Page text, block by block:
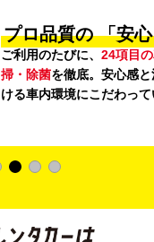
プロ品質の 「安
ご利用のたびに、 24項目
掃・除菌を徹底。安心感
ける車内環境にこだわって